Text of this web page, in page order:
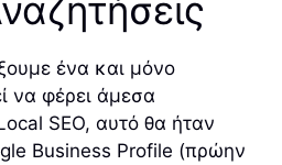
ένα και μόνο
να φέρει άμεσα
SEO, αυτό θα ήταν
Business Profile (πρώην